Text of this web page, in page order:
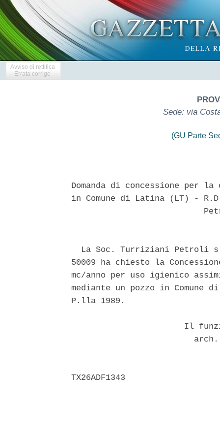
Avviso di rettifica
Errata corrige
Sede: via
(GU Parte
Domanda di concessione per
in Comune di Latina (LT) -
La Soc. Turriziani Petroli
50009 ha chiesto la
mc/anno per uso igienico
mediante un pozzo in
P.lla 1989.
Il